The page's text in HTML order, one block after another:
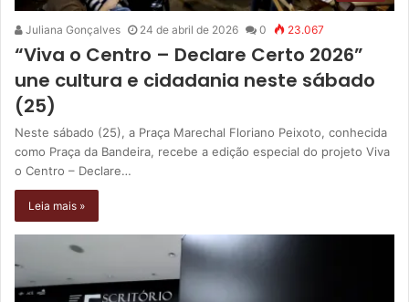
Juliana Gonçalves 24 de abril de 2026 0 23.067
“Viva o Centro – Declare Certo 2026”
une cultura e cidadania neste sábado
(25)
Neste sábado (25), a Praça Marechal Floriano Peixoto, conhecida
como Praça da Bandeira, recebe a edição especial do projeto Viva
o Centro – Declare…
Leia mais »